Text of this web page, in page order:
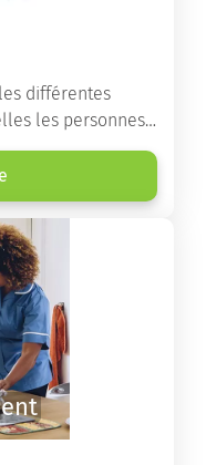
différentes
les personnes
séjour en maison